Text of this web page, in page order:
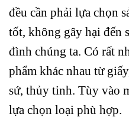
đều cần phải lựa chọn
tốt, không gây hại đến
đình chúng ta. Có rất
phẩm khác nhau từ
sứ, thủy tinh. Tùy vào
lựa chọn loại phù hợp.